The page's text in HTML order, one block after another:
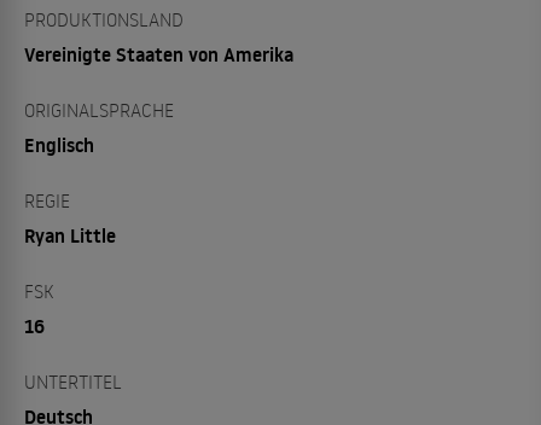
PRODUKTIONSLAND
Vereinigte Staaten von Amerika
ORIGINALSPRACHE
Englisch
REGIE
Ryan Little
FSK
16
UNTERTITEL
Deutsch